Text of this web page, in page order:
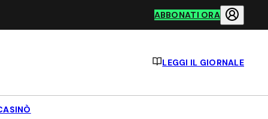
ABBONATI ORA
LEGGI IL GIORNALE